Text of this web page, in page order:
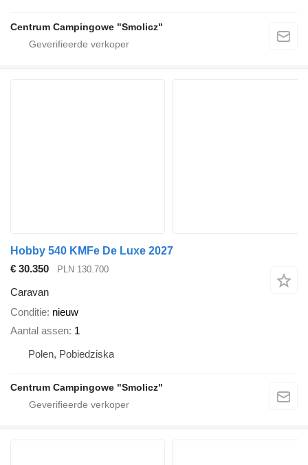
Centrum Campingowe "Smolicz"
Hobby 540 KMFe De Luxe 2027
€ 30.350
PLN 130.700
Caravan
Conditie nieuw
Aantal assen 1
Polen, Pobiedziska
Centrum Campingowe "Smolicz"